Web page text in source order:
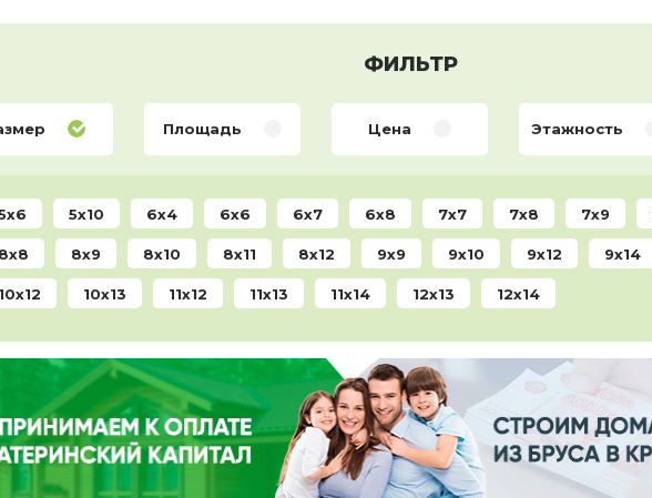
ФИЛЬТР
Площадь Цена Этажность
5x10 6x4 6x6 6x7 6x8 7x7 7x8 7x9
8x9 8x10 8x11 8x12 9x9 9x10 9x12 9x14
10x13 11x12 11x13 11x14 12x13 12x14